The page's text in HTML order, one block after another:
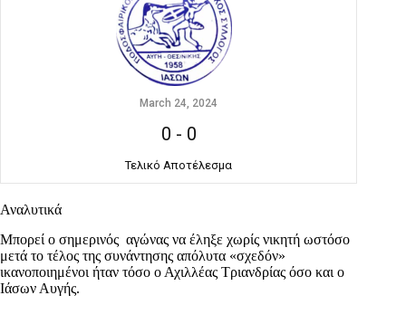
March 24, 2024
0 - 0
Τελικό Αποτέλεσμα
Αναλυτικά
Μπορεί ο σημερινός αγώνας να έληξε χωρίς νικητή ωστόσο
μετά το τέλος της συνάντησης απόλυτα «σχεδόν»
ικανοποιημένοι ήταν τόσο ο Αχιλλέας Τριανδρίας όσο και ο
Ιάσων Αυγής.